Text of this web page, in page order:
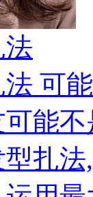
可
能
扎